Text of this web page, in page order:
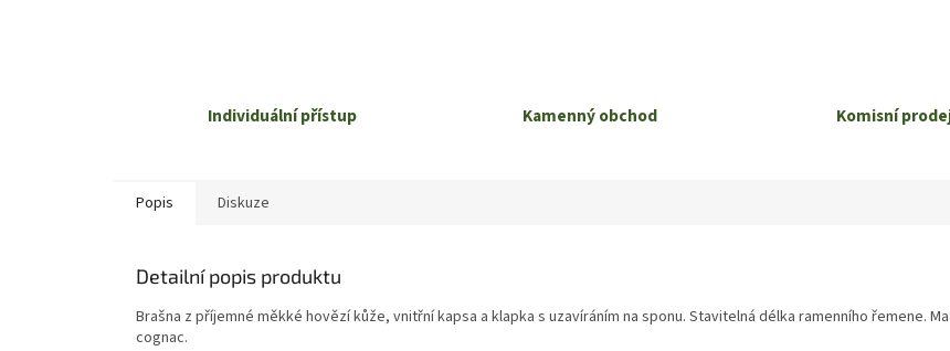
Individuální přístup Kamenný obchod Komisní
Popis Diskuze
Detailní popis produktu
Brašna z příjemné měkké hovězí kůže, vnitřní kapsa a klapka s uzavíráním na sponu. Stavitelná délka ramenního řemene.
cognac.